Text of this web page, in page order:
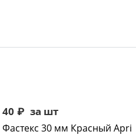
40 ₽ за шт
Фастекс 30 мм Красный Apri